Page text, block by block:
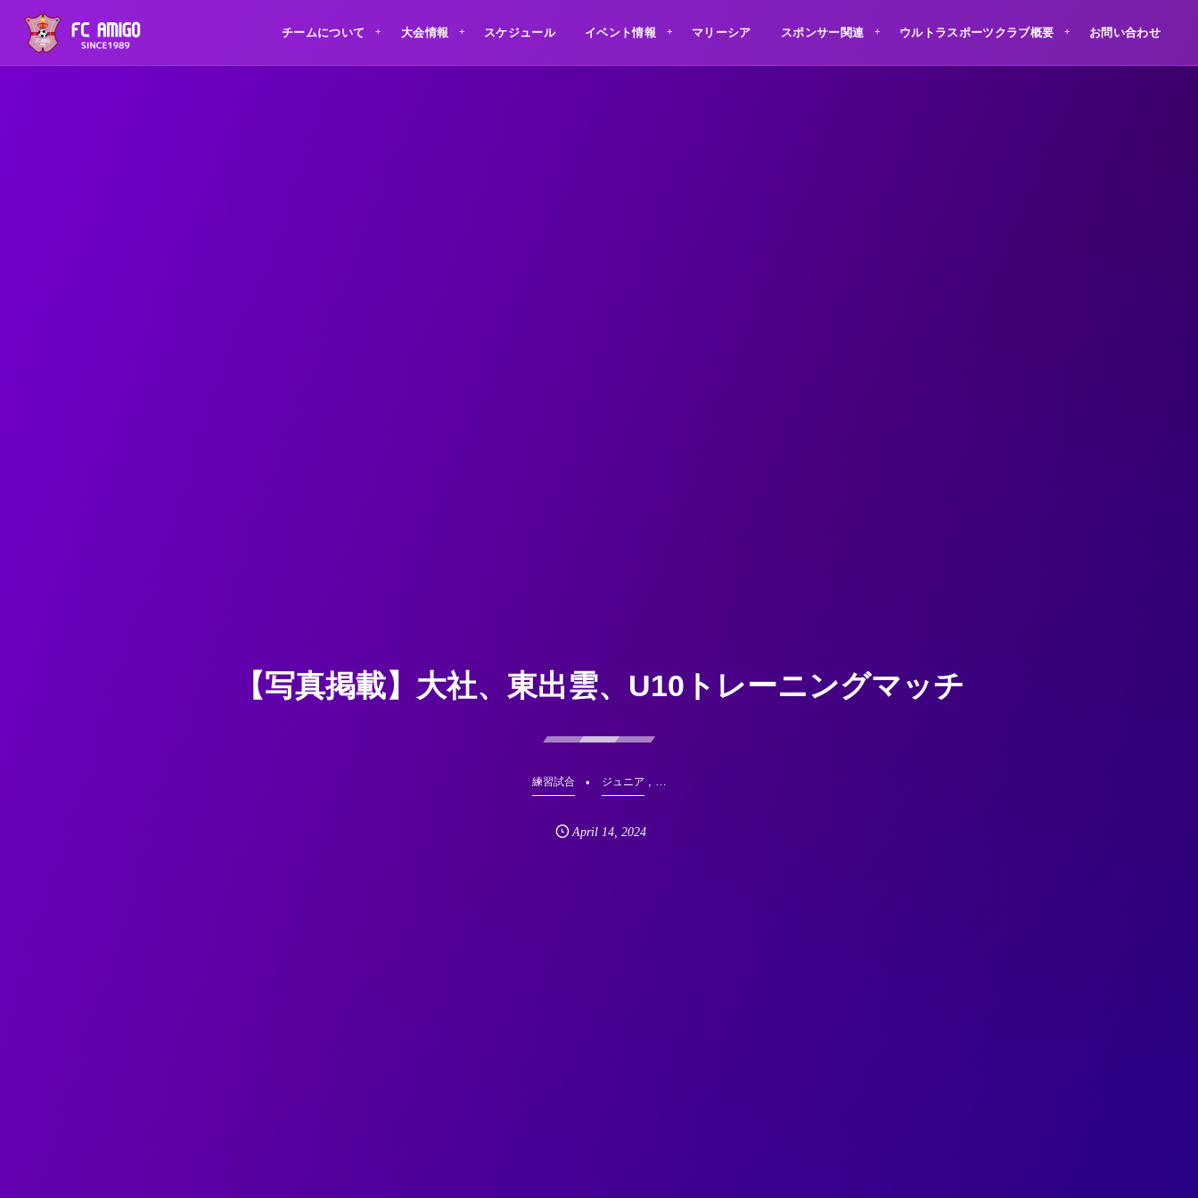
チームについて 大会情報 スケジュール イベント情報 マリーシア スポンサー関連 ウルトラスポーツクラブ概要 お問い合わせ
【写真掲載】大社、東出雲、U10トレーニングマッチ
練習試合 ジュニア
April 14,2024